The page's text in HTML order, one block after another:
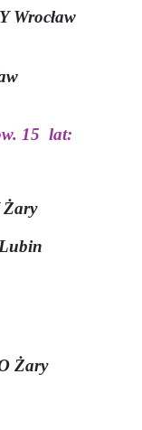
15 lat:
Żary
Żary